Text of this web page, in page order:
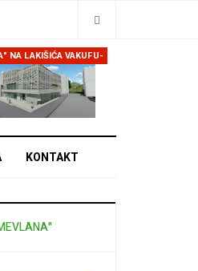
NA LAKIŠIĆA VAKUFU-
KONTAKT